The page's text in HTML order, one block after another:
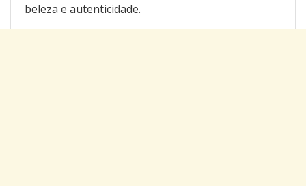
beleza e autenticidade.